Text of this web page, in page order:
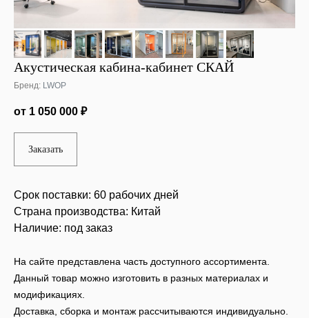
Акустическая кабина-кабинет СКАЙ
Бренд: LWOP
от 1 050 000 ₽
Заказать
Срок поставки: 60 рабочих дней
Страна производства: Китай
Наличие: под заказ
На сайте представлена часть доступного ассортимента.
Данный товар можно изготовить в разных материалах и
модификациях.
Доставка, сборка и монтаж рассчитываются индивидуально.